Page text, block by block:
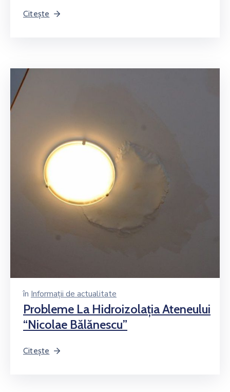
Citește
în Informații de actualitate
Probleme La Hidroizolaţia Ateneului
“Nicolae Bălănescu”
Citește